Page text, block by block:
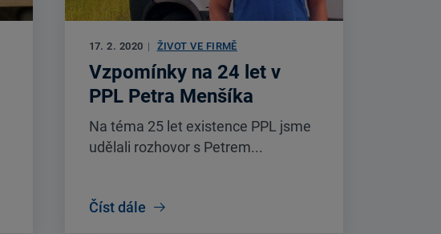
17. 2. 2020 | ŽIVOT VE FIRMĚ
Vzpomínky na 24 let v
PPL Petra Menšíka
Na téma 25 let existence PPL jsme
udělali rozhovor s Petrem...
Číst dále